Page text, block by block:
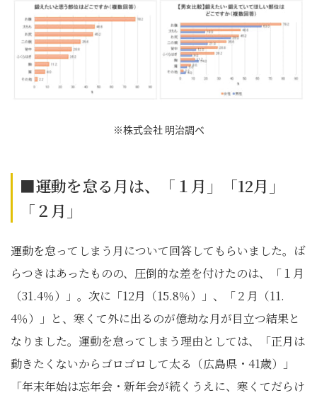
※株式会社 明治調べ
■運動を怠る月は、「１月」「12月」
「２月」
運動を怠ってしまう月について回答してもらいました。ば
らつきはあったものの、圧倒的な差を付けたのは、「１月
（31.4％）」。次に「12月（15.8％）」、「２月（11.
4％）」と、寒くて外に出るのが億劫な月が目立つ結果と
なりました。運動を怠ってしまう理由としては、「正月は
動きたくないからゴロゴロして太る（広島県・41歳）」
「年末年始は忘年会・新年会が続くうえに、寒くてだらけ